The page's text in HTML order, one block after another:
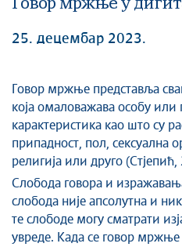
Говор мржње у
25. децембар 2023.
Говор мржње представља
која омаловажава особу или
карактеристика као што су
припадност, пол, сексуална
религија или друго (Стјепић,
Слобода говора и
слобода није апсолутна и
те слободе могу сматрати
увреде. Када се говор мржње